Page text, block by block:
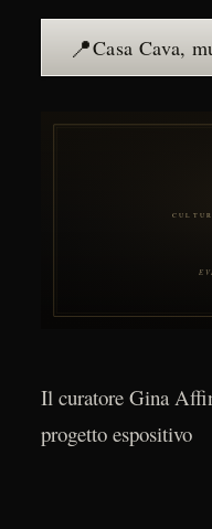
📍
Il curatore Gina
progetto espositivo